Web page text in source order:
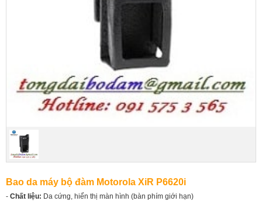
Bao da máy bộ đàm Motorola XiR P6620i
- Chất liệu: Da cứng, hiển thị màn hình (bàn phím giới hạn)